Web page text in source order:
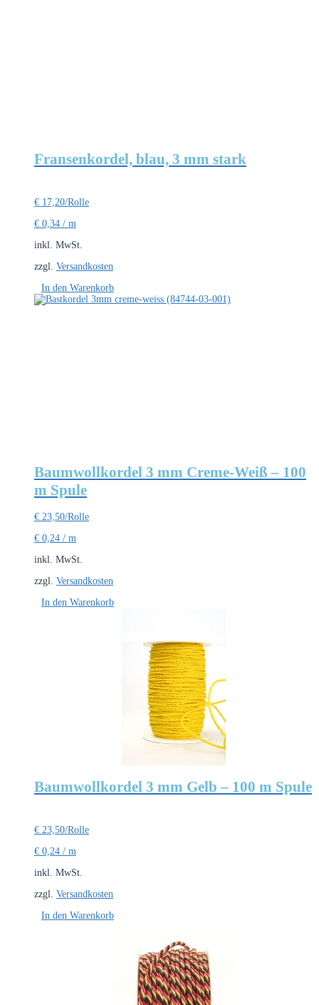
Fransenkordel, blau, 3 mm stark
€ 17,20/Rolle
€ 0,34 / m
inkl. MwSt.
zzgl. Versandkosten
In den Warenkorb
Baumwollkordel 3 mm Creme-Weiß – 100
m Spule
€ 23,50/Rolle
€ 0,24 / m
inkl. MwSt.
zzgl. Versandkosten
In den Warenkorb
Baumwollkordel 3 mm Gelb – 100 m Spule
€ 23,50/Rolle
€ 0,24 / m
inkl. MwSt.
zzgl. Versandkosten
In den Warenkorb